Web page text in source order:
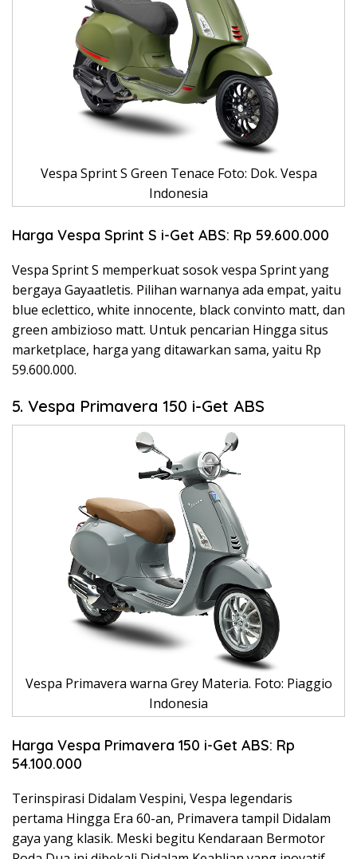
Vespa Sprint S Green Tenace Foto: Dok. Vespa
Indonesia
Harga Vespa Sprint S i-Get ABS: Rp 59.600.000
Vespa Sprint S memperkuat sosok vespa Sprint yang
bergaya Gayaatletis. Pilihan warnanya ada empat, yaitu
blue eclettico, white innocente, black convinto matt, dan
green ambizioso matt. Untuk pencarian Hingga situs
marketplace, harga yang ditawarkan sama, yaitu Rp
59.600.000.
5. Vespa Primavera 150 i-Get ABS
Vespa Primavera warna Grey Materia. Foto: Piaggio
Indonesia
Harga Vespa Primavera 150 i-Get ABS: Rp
54.100.000
Terinspirasi Didalam Vespini, Vespa legendaris
pertama Hingga Era 60-an, Primavera tampil Didalam
gaya yang klasik. Meski begitu Kendaraan Bermotor